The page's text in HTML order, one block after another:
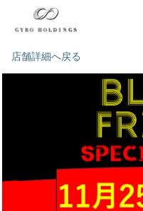
店舗詳細へ戻る